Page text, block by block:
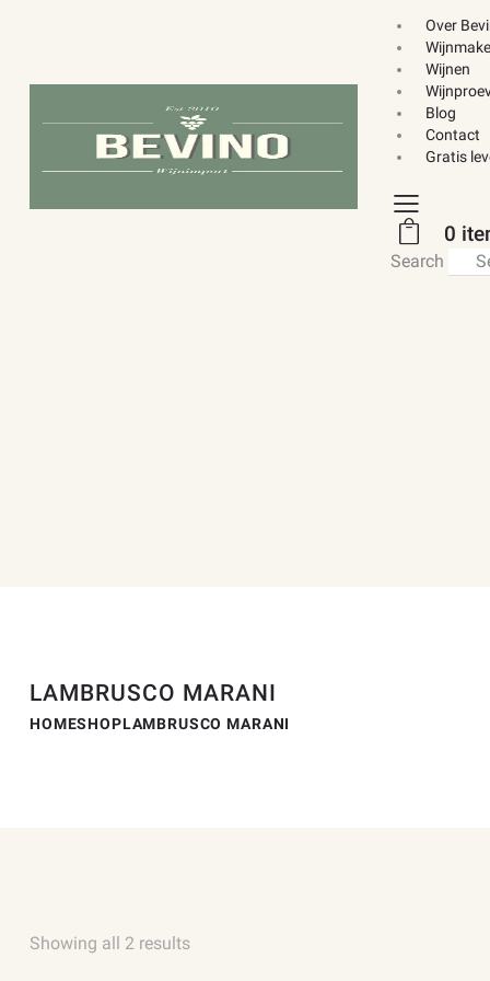
Over
Wijnen
Blog
Contact
Gratis
0
Search
LAMBRUSCO MARANI
HOMESHOPLAMBRUSCO MARANI
Showing all 2 results